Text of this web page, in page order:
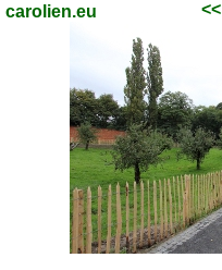
carolien.eu <<